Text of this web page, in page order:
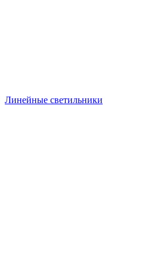
Линейные светильники